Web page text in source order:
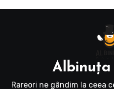
Rareori ne gândim la ceea